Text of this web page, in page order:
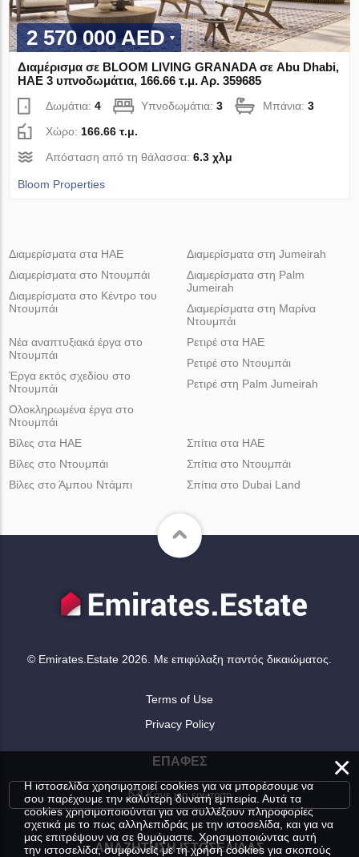
2 570 000 AED
Διαμέρισμα σε BLOOM LIVING GRANADA σε Abu Dhabi,
ΗΑΕ 3 υπνοδωμάτια, 166.66 τ.μ. Αρ. 359685
Δωμάτια:4 Υπνοδωμάτια:3 Μπάνια:3
Χώρο: 166.66 τ.μ.
Απόσταση από τη θάλασσα:6.3 χλμ
Bloom Properties
Διαμερίσματα στα ΗΑΕ
Διαμερίσματα στο Ντουμπάι
Διαμερίσματα στο Κέντρο του
Ντουμπάι
Διαμερίσματα στη Jumeirah
Διαμερίσματα στη Palm
Jumeirah
Διαμερίσματα στη Μαρίνα
Ντουμπάι
Νέα αναπτυξιακά έργα στο
Ντουμπάι
Έργα εκτός σχεδίου στο
Ντουμπάι
Ολοκληρωμένα έργα στο
Ντουμπάι
Ρετιρέ στα ΗΑΕ
Ρετιρέ στο Ντουμπάι
Ρετιρέ στη Palm Jumeirah
Βίλες στα ΗΑΕ
Βίλες στο Ντουμπάι
Βίλες στο Άμπου Ντάμπι
Σπίτια στα ΗΑΕ
Σπίτια στο Ντουμπάι
Σπίτια στο Dubai Land
© Emirates.Estate 2026. Με επιφύλαξη παντός δικαιώματος.
Terms of Use
Privacy Policy
ΕΠΑΦΈΣ
Κάνε μια ερώτηση
ΑΝΑΖΉΤΗΣΗ ΙΣΤΟΣΕΛΊΔΑΣ
×
Η ιστοσελίδα χρησιμοποιεί cookies για να μπορέσουμε να
σου παρέχουμε την καλύτερη δυνατή εμπειρία. Αυτά τα
cookies χρησιμοποιούνται για να συλλέξουν πληροφορίες
σχετικά με το πως αλληλεπιδράς με την ιστοσελίδα, και για να
μας επιτρέψουν να σε θυμόμαστε. Χρησιμοποιώντας αυτή
την ιστοσελίδα, συμφωνείς με τη χρήση cookies για σκοπούς